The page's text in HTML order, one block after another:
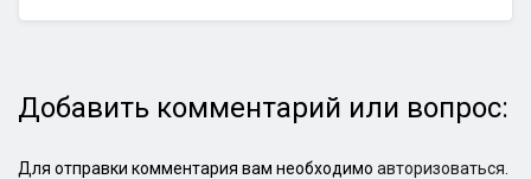
Добавить комментарий или вопрос:
Для отправки комментария вам необходимо авторизоваться